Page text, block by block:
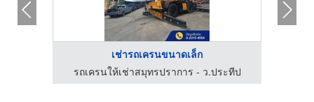
เช่ารถเครนขนาดเล็ก
รถเครนให้เช่าสมุทรปราการ - ว.ประทีป